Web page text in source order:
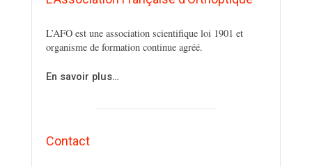
L’AFO est une association scientifique loi 1901 et
organisme de formation continue agréé.
En savoir plus…
Contact